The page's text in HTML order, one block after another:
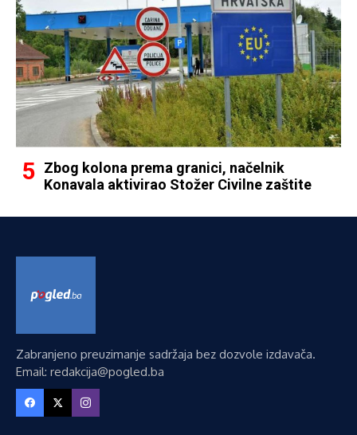
Zbog kolona prema granici, načelnik
Konavala aktivirao Stožer Civilne zaštite
Zabranjeno preuzimanje sadržaja bez dozvole izdavača.
Email: redakcija@pogled.ba